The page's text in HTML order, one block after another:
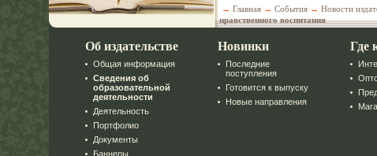
→ Главная → События → Новости
нравственного воспитания
Об издательстве
Общая информация
Сведения об
образовательной
деятельности
Деятельность
Портфолио
Документы
Баннеры
Новинки
Последние
поступления
Готовится к выпуску
Новые направления
Где